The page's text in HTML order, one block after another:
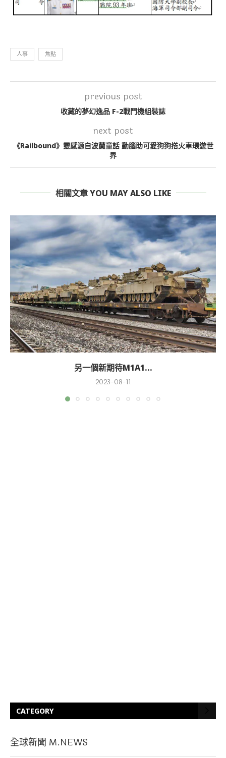
人事 焦點
previous post
收藏的夢幻逸品 F-2戰鬥機組裝誌
next post
《Railbound》靈感源自波蘭童話 動腦助可愛狗狗搭火車環遊世
界
相關文章 YOU MAY ALSO LIKE
另一個新期待M1A1...
2023-08-11
CATEGORY
全球新聞 M.NEWS